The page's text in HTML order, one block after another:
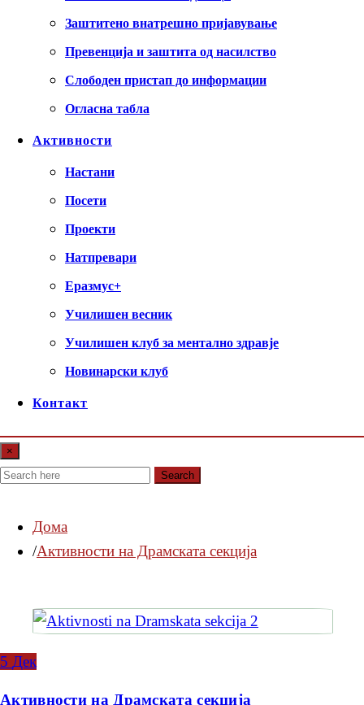
Заштитено внатрешно пријавување
Превенција и заштита од насилство
Слободен пристап до информации
Огласна табла
Активности
Настани
Посети
Проекти
Натпревари
Еразмус+
Училишен весник
Училишен клуб за ментално здравје
Новинарски клуб
Контакт
×
Search
Дома
Активности на Драмската секција
5 Дек
Активности на Драмската секција